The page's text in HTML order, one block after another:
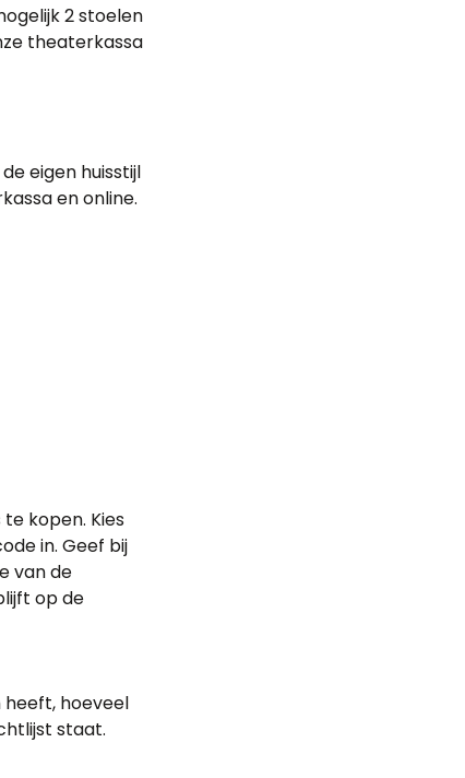
2 stoelen
theaterkassa
eigen huisstijl
en online.
kopen. Kies
in. Geef bij
van de
op de
heeft, hoeveel
staat.